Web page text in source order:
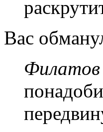
Вас
Филатов